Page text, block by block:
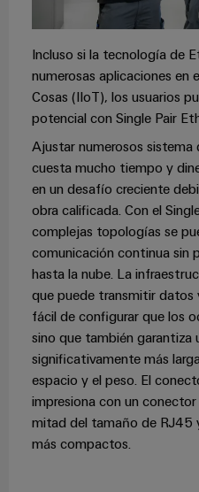
Incluso si la tecnología de
numerosas aplicaciones en
Cosas (IIoT), los usuarios
potencial con Single Pair
Ajustar numerosos
cuesta mucho tiempo y
en un desafío creciente
obra calificada. Con el
complejas topologías se
comunicación continua sin
hasta la nube. La
que puede transmitir datos
fácil de configurar que los
sino que también garantiza
significativamente más
espacio y el peso. El
impresiona con un
mitad del tamaño de RJ45
más compactos.